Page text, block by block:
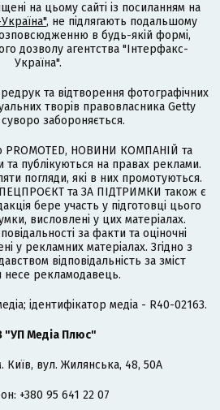
на цьому сайті із посиланням на
, не підлягають подальшому
в будь-якій формі,
дозволу агентства "Інтерфакс-
Україна".
та відтворення фотографічних
творів правовласника Getty
забороняється.
PROMOTED, НОВИНИ КОМПАНІЙ та
публікуються на правах реклами.
погляди, які в них промотуються.
та ЗА ПІДТРИМКИ також є
бере участь у підготовці цього
висловлені у цих матеріалах.
за факти та оціночні
у рекламних матеріалах. Згідно з
відповідальність за зміст
несе рекламодавець.
ідентифікатор медіа - R40-02163.
"УП Медіа Плюс"
Київ, вул. Жилянська, 48, 50А
+380 95 641 22 07